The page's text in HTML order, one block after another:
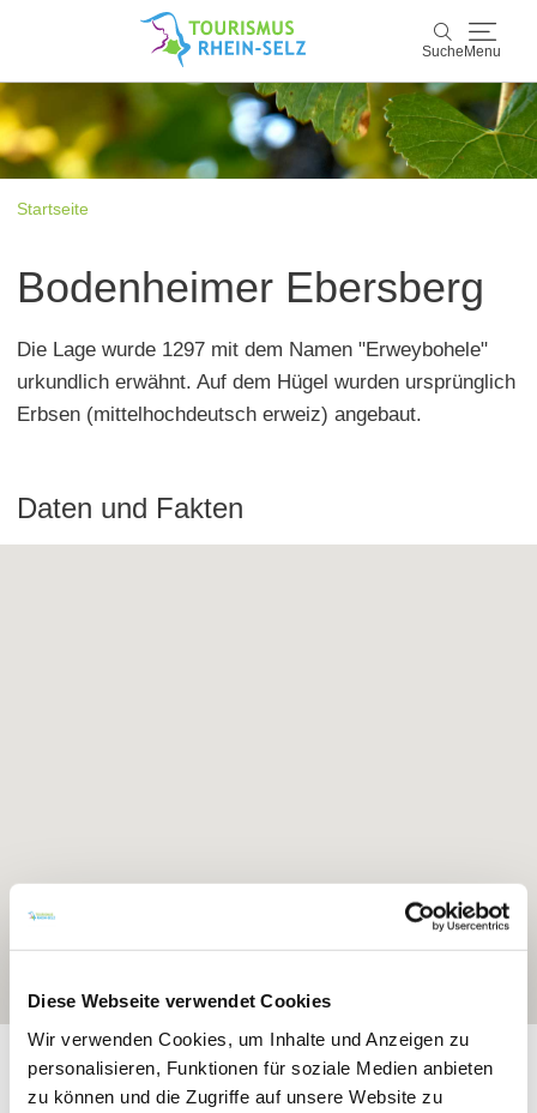
Diese Webseite verwendet Cookies
Wir verwenden Cookies, um Inhalte und Anzeigen zu
personalisieren, Funktionen für soziale Medien anbieten
zu können und die Zugriffe auf unsere Website zu
Suche Menu
Suche
Rhein-Selz
Buchen & Service
Startseite
Bodenheimer Ebersberg
Die Lage wurde 1297 mit dem Namen "Erweybohele"
urkundlich erwähnt. Auf dem Hügel wurden ursprünglich
Erbsen (mittelhochdeutsch erweiz) angebaut.
Daten und Fakten
Exposition: